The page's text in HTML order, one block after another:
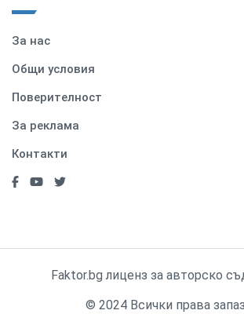
За нас
Общи условия
Поверителност
За реклама
Контакти
Faktor.bg лиценз за авторско
© 2024 Всички права